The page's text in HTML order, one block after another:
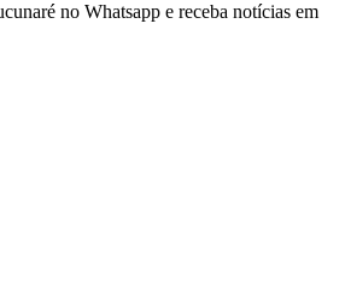
no Whatsapp e receba notícias em